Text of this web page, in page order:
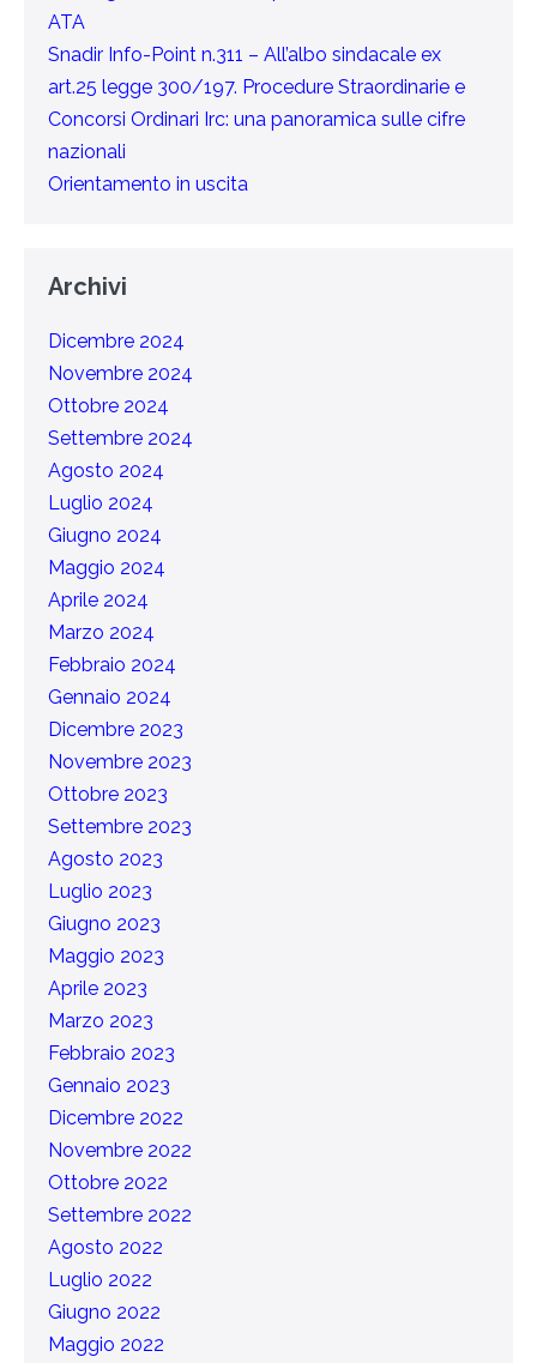
ATA
Snadir Info-Point n.311 – All’albo sindacale ex
art.25 legge 300/197. Procedure Straordinarie e
Concorsi Ordinari Irc: una panoramica sulle cifre
nazionali
Orientamento in uscita
Archivi
Dicembre 2024
Novembre 2024
Ottobre 2024
Settembre 2024
Agosto 2024
Luglio 2024
Giugno 2024
Maggio 2024
Aprile 2024
Marzo 2024
Febbraio 2024
Gennaio 2024
Dicembre 2023
Novembre 2023
Ottobre 2023
Settembre 2023
Agosto 2023
Luglio 2023
Giugno 2023
Maggio 2023
Aprile 2023
Marzo 2023
Febbraio 2023
Gennaio 2023
Dicembre 2022
Novembre 2022
Ottobre 2022
Settembre 2022
Agosto 2022
Luglio 2022
Giugno 2022
Maggio 2022